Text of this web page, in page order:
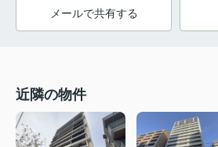
メールで共有する
近隣の物件